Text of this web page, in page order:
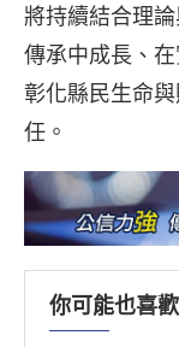
將持續結合理
傳承中成長、
彰化縣民生命
任。
你可能也喜歡